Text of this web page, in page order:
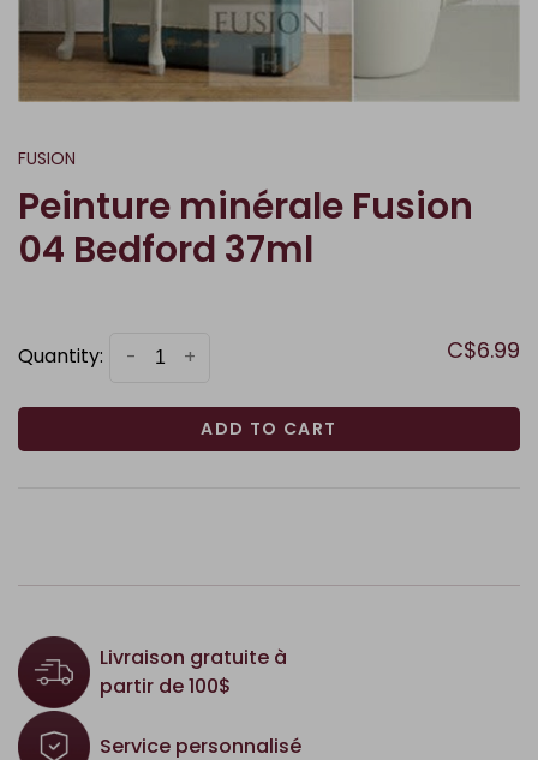
FUSION
Peinture minérale Fusion
04 Bedford 37ml
Quantity: +
- C$6.99
ADD TO CART
Livraison gratuite à
partir de 100$
Service personnalisé